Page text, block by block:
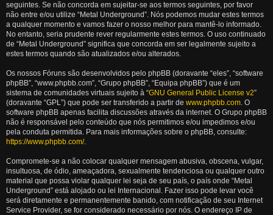
seguintes. Se não concorda em sujeitar-se aos termos seguintes, por favor
não entre e/ou utilize “Metal Underground”. Nós podemos mudar estes termos
a qualquer momento e vamos fazer o nosso melhor para mantê-lo informado.
No entanto, seria prudente rever regularmente estes termos. O uso continuado
de “Metal Underground” significa que concorda em ser legalmente sujeito a
estes termos quando são atualizados e/ou alterados.
Os nossos Fóruns são desenvolvidos pelo phpBB (doravante “eles”, “software
phpBB”, “www.phpbb.com”, “Grupo phpBB”, “Equipa phpBB”) que é um
sistema de comunidades virtuais sujeito à “GNU General Public License v2”
(doravante “GPL”) que pode ser transferido a partir de www.phpbb.com. O
software phpBB apenas facilita discussões através da internet. O Grupo phpBB
não é responsável pelo conteúdo que nós permitimos e/ou impedimos e/ou
pela conduta permitida. Para mais informações sobre o phpBB, consulte:
https://www.phpbb.com/.
Compromete-se a não colocar qualquer mensagem abusiva, obscena, vulgar,
insultuosa, de ódio, ameaçadora, sexualmente tendenciosa ou qualquer outro
material que possa violar qualquer lei seja de seu país, o país onde “Metal
Underground” está alojado ou lei Internacional. Fazer isso pode levar você
será diretamente e permanentemente banido, com notificação de seu Internet
Service Provider, se for considerado necessário por nós. O endereço IP de